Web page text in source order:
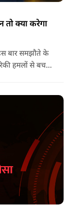
तो क्या करेगा
हमलों से बच